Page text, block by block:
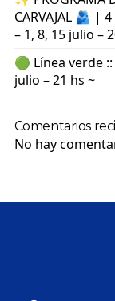
CARVAJAL 🫂 |
– 1, 8, 15 julio –
🟢 Línea verde ::
julio – 21 hs ~
Comentarios
No hay